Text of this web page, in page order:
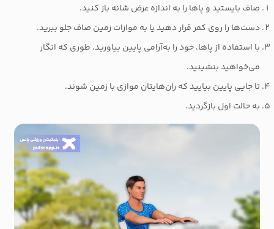
صاف بایستید و پاها را به اندازه عرض شانه باز کنید.
دست‌ها را روی کمر قرار دهید یا به موازات زمین صاف جلو ببرید.
با استفاده از پاها، خود را به‌آرامی پایین بیاورید، طوری که انگار
می‌خواهید بنشینید.
تا جایی پایین بیایید که ران‌هایتان موازی با زمین شوند.
به حالت اول بازگردید.